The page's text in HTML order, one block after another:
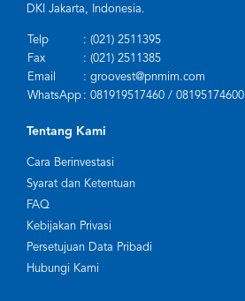
DKI Jakarta, Indonesia.
Telp
: (021) 2511395
Fax
: (021) 2511385
Email
: groovest@pnmim.com
WhatsApp : 081919517460 / 08195174600
Tentang Kami
Cara Berinvestasi
Syarat dan Ketentuan
FAQ
Kebijakan Privasi
Persetujuan Data Pribadi
Hubungi Kami